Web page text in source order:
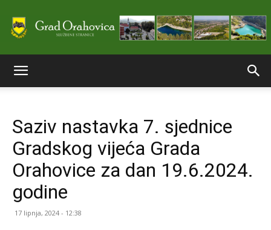
stranice
Grada
Saziv nastavka 7. sjednice
Gradskog vijeća Grada
Orahovice za dan 19.6.2024.
godine
17 lipnja, 2024 - 12:38